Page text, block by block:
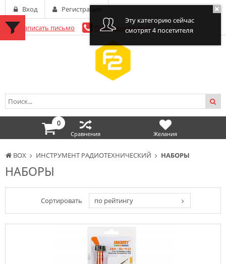
BOX ИНСТРУМЕНТ РАДИОТЕХНИЧЕСКИЙ НАБОРЫ
НАБОРЫ
Сортировать по рейтингу
Написать письмо Перезвоните мне
Вход Регистрация
0
Сравнения Желания
Эту категорию сейчас
смотрят 4 посетителя